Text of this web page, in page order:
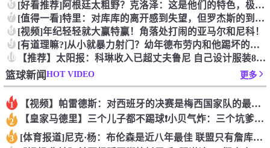
6 [好看推荐]阿根廷太粗野？克洛泽：这是他们的特色，极其强调对
7 [值得一看]特里：对库库的离开感到失望，但罗杰斯的到来又让我
8 [视频]年纪轻轻就大赢特赢！角落处打闹的亚马尔和尼科！
9 [有道理嘛?]从小就暴力射门？幼年德布劳内和他踢坏的树篱！
10 【推荐】太阳报：科琳收入已超丈夫鲁尼 自己设计服装8岁儿子当
篮球新闻HOT VIDEO 更多
1 【视频】帕雷德斯：对西班牙的决赛是梅西国家队的最后一场比赛
2 【皇家马德里】三个儿子都不踢球❗️小贝气炸：三个坑爹货，只能
3 [体育报道]尼克·杨：布伦森是近八年最佳 联盟只有詹库杜能媲